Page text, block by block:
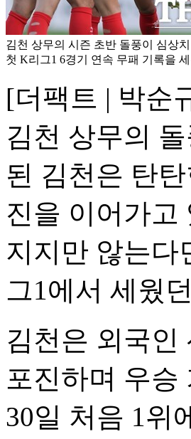
김천 상무의 시즌 초반 돌풍이 심상
첫 K리그1 6경기 연속 무패 기록을
[더팩트 | 박순
김천 상무의
된 김천은 탄
진을 이어가고
지지만 않는다
그1에서 세웠
김천은 외국인
포진하며 우승
30일 처음 1위